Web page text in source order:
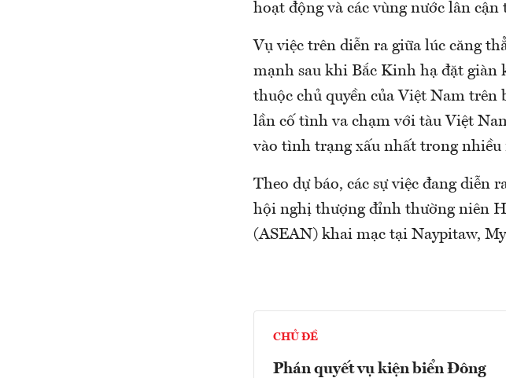
hoạt động và các vùng nước lân
Vụ việc trên diễn ra giữa lúc căng
mạnh sau khi Bắc Kinh hạ đặt giàn
thuộc chủ quyền của Việt Nam trên
lần cố tình va chạm với tàu Việt
vào tình trạng xấu nhất trong nhiều
Theo dự báo, các sự việc đang diễn
hội nghị thượng đỉnh thường niên
(ASEAN) khai mạc tại Naypitaw,
CHỦ ĐỀ
Phán quyết vụ kiện biển Đông